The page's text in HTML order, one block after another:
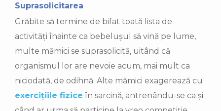
Suprasolicitarea
Grăbite să termine de bifat toată lista de
activități înainte ca bebelușul să vină pe lume,
multe mămici se suprasolicită, uitând că
organismul lor are nevoie acum, mai mult ca
niciodată, de odihnă. Alte mămici exagerează cu
exercițiile fizice în sarcină, antrenându-se ca și